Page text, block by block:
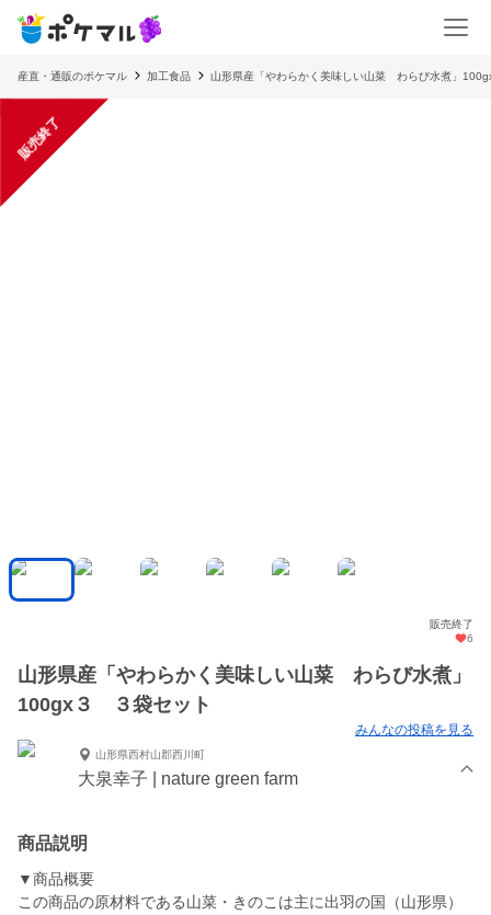
産直・通販のポケマル 加工食品 山形県産「やわらかく美味しい山菜 わらび水煮」
販売終了
販売終了
6
山形県産「やわらかく美味しい山菜 わらび水煮」
100gx３ ３袋セット
みんなの投稿を見る
山形県西村山郡西川町
大泉幸子 | nature green farm
商品説明
▼商品概要
この商品の原材料である山菜・きのこは主に出羽の国（山形県）